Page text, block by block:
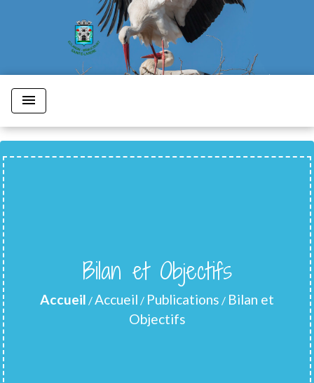
menu
Bilan et Objectifs
Accueil / Accueil / Publications / Bilan et
Objectifs